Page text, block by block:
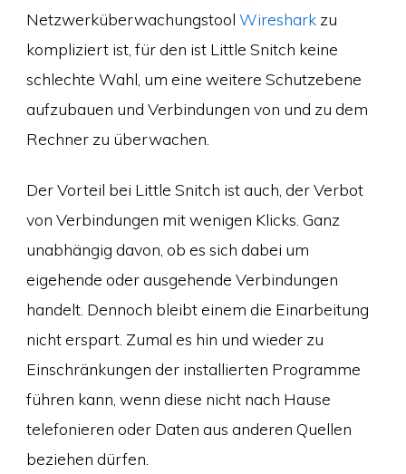
Netzwerküberwachungstool Wiresharkzu
kompliziert ist, für den ist Little Snitch keine
schlechte Wahl, um eine weitere Schutzebene
aufzubauen und Verbindungen von und zu dem
Rechner zu überwachen.
Der Vorteil bei Little Snitch ist auch, der Verbot
von Verbindungen mit wenigen Klicks. Ganz
unabhängig davon, ob es sich dabei um
eigehende oder ausgehende Verbindungen
handelt. Dennoch bleibt einem die Einarbeitung
nicht erspart. Zumal es hin und wieder zu
Einschränkungen der installierten Programme
führen kann, wenn diese nicht nach Hause
telefonieren oder Daten aus anderen Quellen
beziehen dürfen.